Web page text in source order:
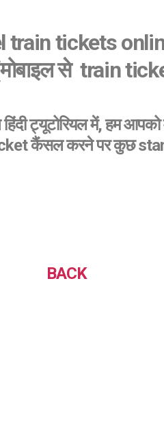
train tickets
से train
ट्यूटोरियल में, हम
कैंसल करने पर कुछ
BACK